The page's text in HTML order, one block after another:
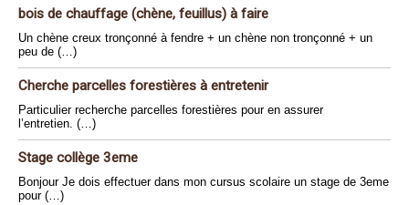
bois de chauffage (chène, feuillus) à faire
Un chène creux tronçonné à fendre + un chène non tronçonné + un
peu de (…)
Cherche parcelles forestières à entretenir
Particulier recherche parcelles forestières pour en assurer
l’entretien. (…)
Stage collège 3eme
Bonjour Je dois effectuer dans mon cursus scolaire un stage de 3eme
pour (…)